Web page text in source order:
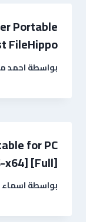
Portable
FileHippo
بواسطةاحمد
for PC
x64] [Full]
بواسطة